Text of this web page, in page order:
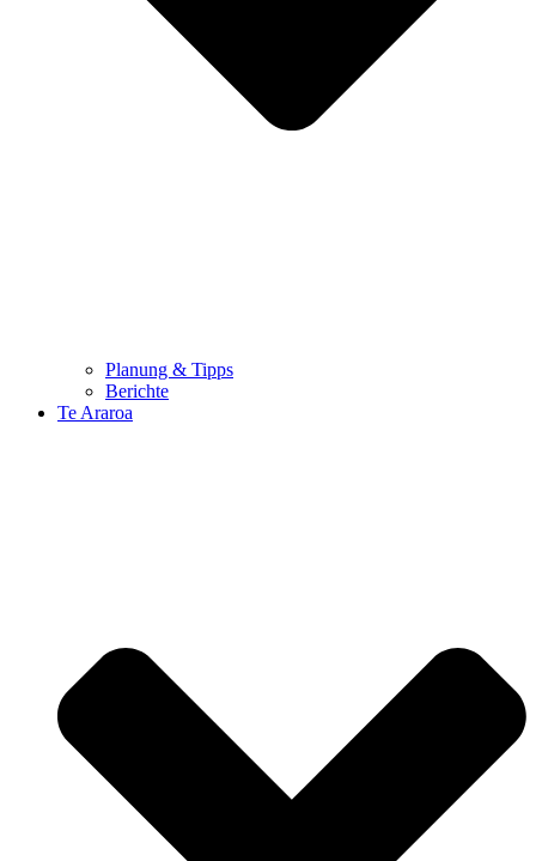
Planung & Tipps
Berichte
Te Araroa